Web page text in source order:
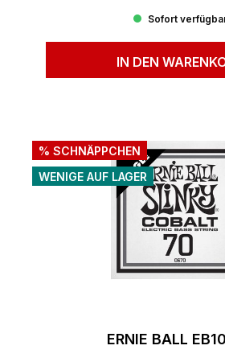
Sofort
IN DEN
% SCHNÄPPCHEN
WENIGE AUF LAGER
ERNIE BALL